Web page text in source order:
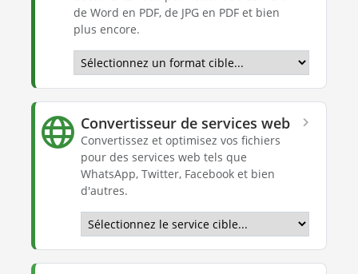
de Word en PDF, de JPG en PDF et bien
plus encore.
Convertisseur de services web
Convertissez et optimisez vos fichiers
pour des services web tels que
WhatsApp, Twitter, Facebook et bien
d'autres.